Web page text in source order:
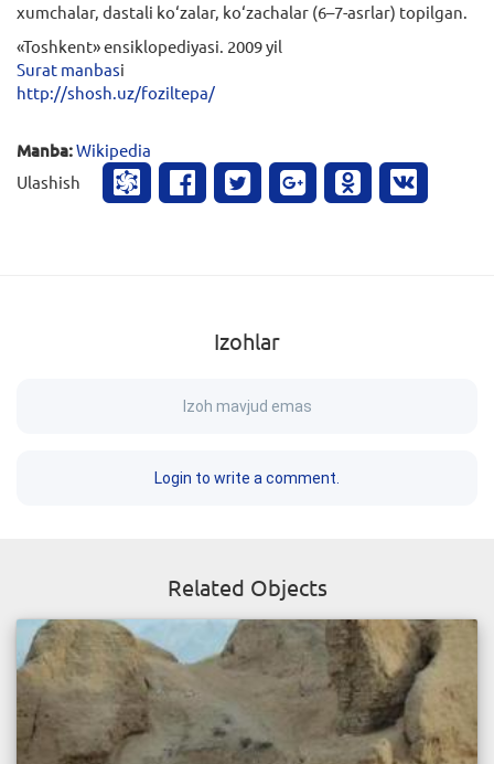
xumchalar, dastali ko‘zalar, ko‘zachalar (6–7-asrlar) topilgan.
«Toshkent» ensiklopediyasi. 2009 yil
Surat manbasi
http://shosh.uz/foziltepa/
Manba:Wikipedia
Ulashish
Izohlar
Izoh mavjud emas
Login to write a comment.
Related Objects